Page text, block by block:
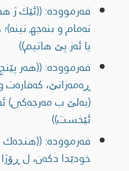
فەرموودە: ((ئێك ژ
ته‌مام و بنه‌جھ
یا ئه‌ز پێ هاتیم))
فەرموودە: ((هه‌ر
ڕه‌مه‌زانێ، كه‌فاره‌ت
(به‌لێ ب مه‌رجه‌كی)
ئێخست))
فەرموودە:
خودێدا دكه‌ن، ل